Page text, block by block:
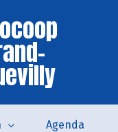
Agenda